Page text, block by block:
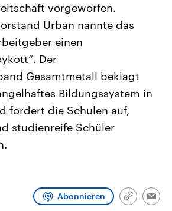
am 6.
neuen
das
Koalition aus
den Parteien
Aktuelle Beiträge,
Hintergründe
Wirtschaftlich und
gehören die Vereinigten
den mächtigsten Ländern
Podcasts
vorgeworfen.
Urban nannte das
einen
Der
Gesamtmetall beklagt
Bildungssystem in
fordert die Schulen auf,
studienreife Schüler
Abonnieren
Link